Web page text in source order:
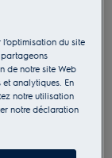
du site
partageons
de notre site Web
analytiques. En
notre utilisation
notre déclaration